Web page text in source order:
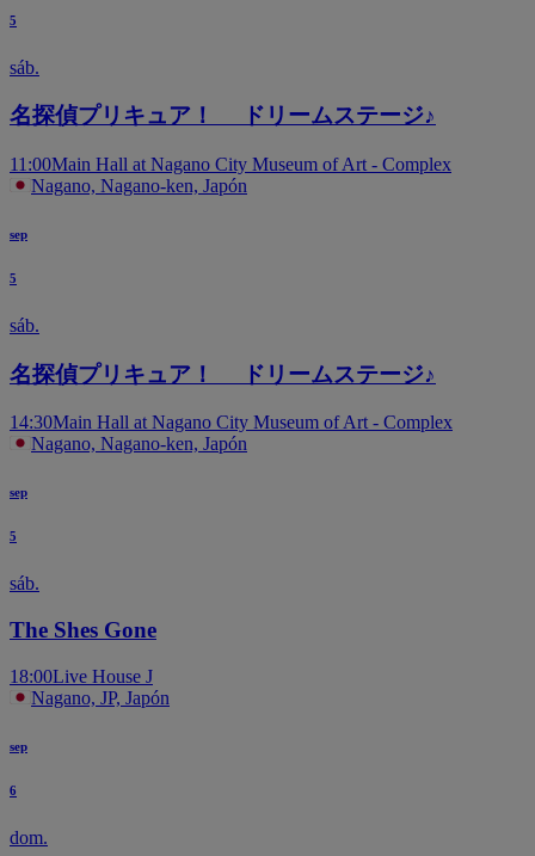
5
sáb.
名探偵プリキュア！ ドリームステージ♪
11:00Main Hall at Nagano City Museum of Art - Complex
Nagano, Nagano-ken, Japón
sep
5
sáb.
名探偵プリキュア！ ドリームステージ♪
14:30Main Hall at Nagano City Museum of Art - Complex
Nagano, Nagano-ken, Japón
sep
5
sáb.
The Shes Gone
18:00Live House J
Nagano, JP, Japón
sep
6
dom.